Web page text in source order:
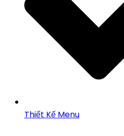
Thiết Kế Menu